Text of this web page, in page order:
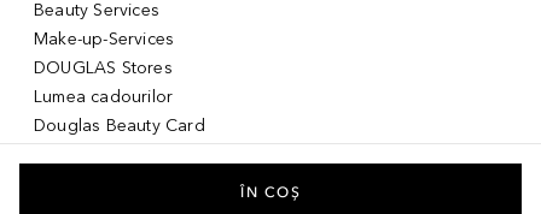
Beauty Services
Make-up-Services
DOUGLAS Stores
Lumea cadourilor
Douglas Beauty Card
ÎN COȘ